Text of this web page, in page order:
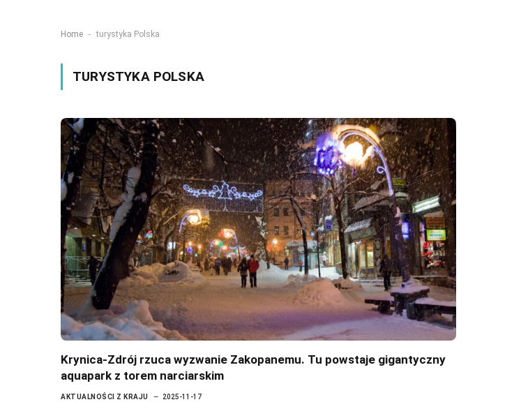
Home - turystyka Polska
TURYSTYKA POLSKA
Krynica-Zdrój rzuca wyzwanie Zakopanemu. Tu powstaje gigantyczny
aquapark z torem narciarskim
AKTUALNOŚCI Z KRAJU 2025-11-17